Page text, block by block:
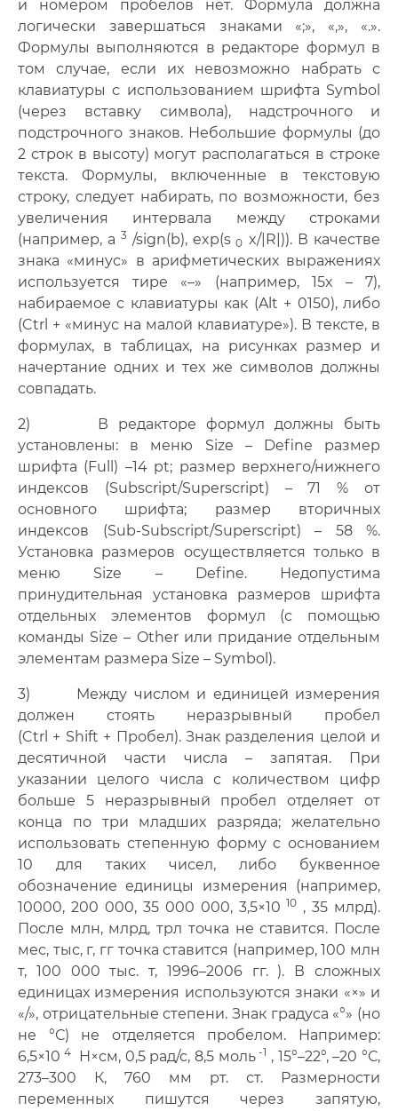
и номером пробелов нет. Формула должна
логически завершаться знаками «;», «,», «.».
Формулы выполняются в редакторе формул в
том случае, если их невозможно набрать с
клавиатуры с использованием шрифта Symbol
(через вставку символа), надстрочного и
подстрочного знаков. Небольшие формулы (до
2 строк в высоту) могут располагаться в строке
текста. Формулы, включенные в текстовую
строку, следует набирать, по возможности, без
увеличения интервала между строками
(например, a 3/sign(b), exp(s 0 x/|R|)). В ка­честве
знака «минус» в арифметических выражениях
используется тире «–» (например, 15x – 7),
набираемое с клавиатуры как (Alt + 0150), либо
(Ctrl + «минус на малой клавиатуре»). В тексте, в
формулах, в таблицах, на рисунках размер и
начертание одних и тех же символов должны
совпадать.
2) В редакторе формул должны быть
установлены: в меню Size – Define размер
шрифта (Full) –14 pt; размер верхнего/нижнего
индексов (Subscript/Superscript) – 71 % от
основного шрифта; размер вторичных
индексов (Sub-Subscript/Superscript) – 58 %.
Установка размеров осуществляется только в
меню Size – Define. Недопустима
принудительная установка размеров шрифта
отдельных элементов формул (с помощью
команды Size – Other или придание отдельным
элементам раз­мера Size – Symbol).
3) Между числом и единицей измерения
должен стоять неразрывный пробел
(Ctrl + Shift + Пробел). Знак разделения целой и
десятичной части числа – запятая. При
указании целого числа с количеством цифр
больше 5 неразрывный пробел отделяет от
конца по три младших разряда; желательно
использовать степенную форму с основанием
10 для таких чисел, либо буквенное
обозначение единицы измерения (например,
10000, 200 000, 35 000 000, 3,5×10 10 , 35 млрд).
После млн, млрд, трл точка не ставится. После
мес, тыс, г, гг точка ставится (например, 100 млн
т, 100 000 тыс. т, 1996–2006 гг. ). В сложных
единицах измерения используются знаки «×» и
«/», отрицательные степени. Знак градуса «°» (но
не °С) не отделяется пробелом. Например:
6,5×10 4Н×см, 0,5 рад/с, 8,5 моль -1 , 15°–22°, –20 °С,
273–300 К, 760 мм рт. ст. Размерности
переменных пишутся через запятую,